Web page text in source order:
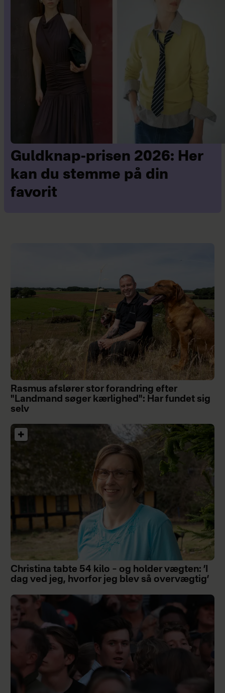
Guldknap-prisen 2026: Her
kan du stemme på din
favorit
Rasmus afslører stor forandring efter
"Landmand søger kærlighed": Har fundet sig
selv
Christina tabte 54 kilo – og holder vægten: ’I
dag ved jeg, hvorfor jeg blev så overvægtig’